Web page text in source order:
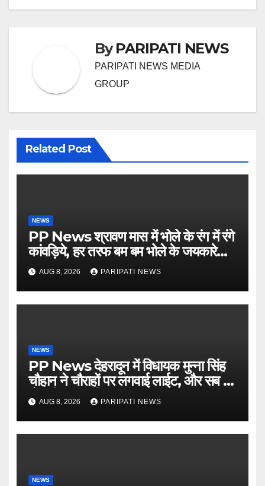
ByPARIPATI NEWS
PARIPATI NEWS MEDIA
GROUP
Related Post
NEWS
PP News श्रावण मास में भोले के रंग में रंगे
कांवड़िये, हर तरफ बम बम भोले के जयकारे…
see more..
AUG 8, 2026 PARIPATI NEWS
NEWS
PP News देहरादून में विधायक मुन्ना सिंह
चौहान ने चौराहों पर लगवाई लाईट, और सब में
हो गयी वाह-वाही…
AUG 8, 2026 PARIPATI NEWS
NEWS